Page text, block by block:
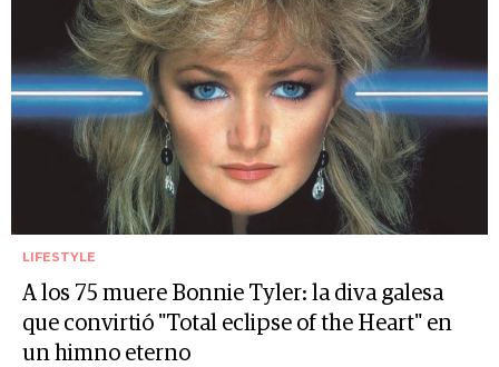
LIFESTYLE
A los 75 muere Bonnie Tyler: la diva galesa
que convirtió "Total eclipse of the Heart" en
un himno eterno